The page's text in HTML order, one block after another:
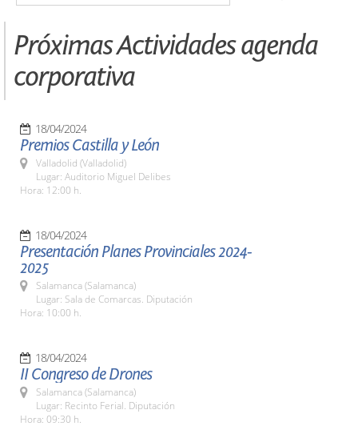
Próximas Actividades agenda
corporativa
18/04/2024
Premios Castilla y León
Valladolid (Valladolid)
Lugar: Auditorio Miguel Delibes
Hora: 12:00 h.
18/04/2024
Presentación Planes Provinciales 2024-
2025
Salamanca (Salamanca)
Lugar: Sala de Comarcas. Diputación
Hora: 10:00 h.
18/04/2024
II Congreso de Drones
Salamanca (Salamanca)
Lugar: Recinto Ferial. Diputación
Hora: 09:30 h.